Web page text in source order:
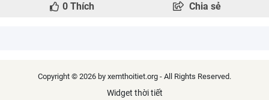
0 Thích Chia sẻ
Copyright © 2026 by xemthoitiet.org - All Rights Reserved.
Widget thời tiết